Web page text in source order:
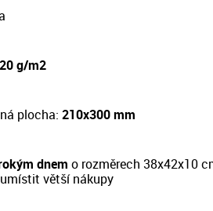
g/m2
plocha: 210x300 mm
dnem o rozměrech 38x42x10
větší nákupy